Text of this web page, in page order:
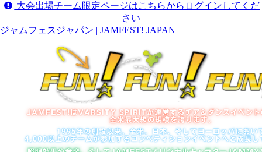
大会出場チーム限定ページはこちらからログインしてくだ
さい
ジャムフェスジャパン | JAMFEST! JAPAN